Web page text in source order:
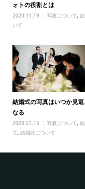
ォトの役割とは
2020.11.19 写真について,
いて
結婚式の写真はいつか見返
なる
2020.03.15 写真について,
て, 結婚式について